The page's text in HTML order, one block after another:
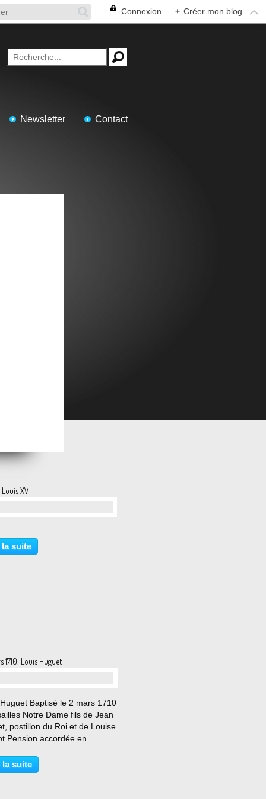
Connexion + Créer mon blog
Newsletter Contact
XVI
la suite
1710: Louis Huguet
Baptisé le 2 mars 1710
Notre Dame fils de Jean
postillon du Roi et de Louise
Pension accordée en
d'ancien cocher de la Petite
du Roi. (en 1779 il vivait à la
la suite